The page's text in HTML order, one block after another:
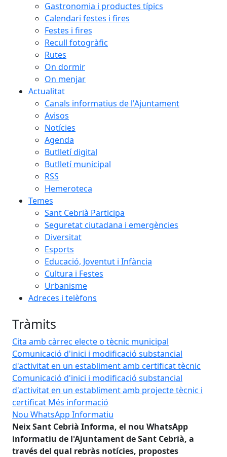
Gastronomia i productes típics
Calendari festes i fires
Festes i fires
Recull fotogràfic
Rutes
On dormir
On menjar
Actualitat
Canals informatius de l'Ajuntament
Avisos
Notícies
Agenda
Butlletí digital
Butlletí municipal
RSS
Hemeroteca
Temes
Sant Cebrià Participa
Seguretat ciutadana i emergències
Diversitat
Esports
Educació, Joventut i Infància
Cultura i Festes
Urbanisme
Adreces i telèfons
Tràmits
Cita amb càrrec electe o tècnic municipal
Comunicació d'inici i modificació substancial
d'activitat en un establiment amb certificat tècnic
Comunicació d'inici i modificació substancial
d'activitat en un establiment amb projecte tècnic i
certificat Més informació
Nou WhatsApp Informatiu
Neix Sant Cebrià Informa, el nou WhatsApp
informatiu de l'Ajuntament de Sant Cebrià, a
través del qual rebràs notícies, propostes